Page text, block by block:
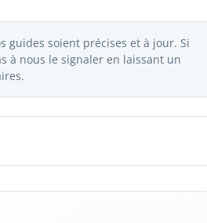
guides soient précises et à jour. Si
à nous le signaler en laissant un